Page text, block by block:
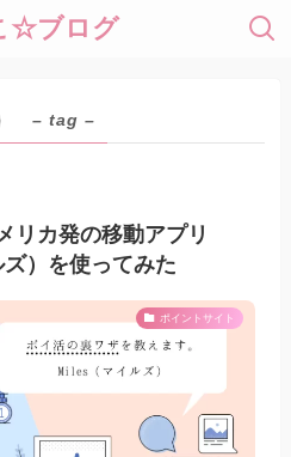
☆ブログ
– tag –
リカ発の移動アプリ
）を使ってみた
ポイントサイト